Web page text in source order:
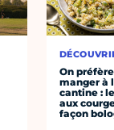
On préfère
manger à
cantine :
aux
façon